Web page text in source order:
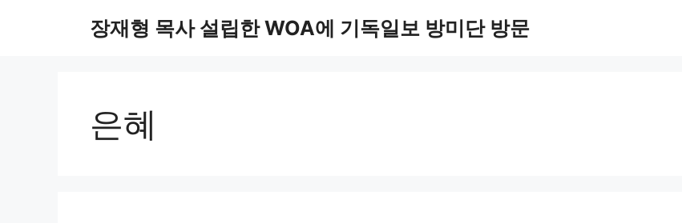
장재형 목사 설립한 WOA에 기독일보 방미단 방문
은혜